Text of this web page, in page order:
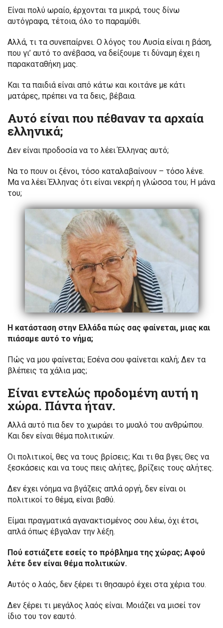
Είναι πολύ ωραίο, έρχονται τα μικρά, τους δίνω
αυτόγραφα, τέτοια, όλο το παραμύθι.
Αλλά, τι τα συνεπαίρνει. Ο λόγος του Λυσία είναι η βάση,
που γι’ αυτό το ανέβασα, να δείξουμε τι δύναμη έχει η
παρακαταθήκη μας.
Και τα παιδιά είναι από κάτω και κοιτάνε με κάτι
ματάρες, πρέπει να τα δεις, βέβαια.
Αυτό είναι που πέθαναν τα αρχαία
ελληνικά;
Δεν είναι προδοσία να το λέει Έλληνας αυτό;
Να το πουν οι ξένοι, τόσο καταλαβαίνουν – τόσο λένε.
Μα να λέει Έλληνας ότι είναι νεκρή η γλώσσα του; Η μάνα
του;
Η κατάσταση στην Ελλάδα πώς σας φαίνεται, μιας και
πιάσαμε αυτό το νήμα;
Πώς να μου φαίνεται; Εσένα σου φαίνεται καλή; Δεν τα
βλέπεις τα χάλια μας;
Είναι εντελώς προδομένη αυτή η
χώρα. Πάντα ήταν.
Αλλά αυτό πια δεν το χωράει το μυαλό του ανθρώπου.
Και δεν είναι θέμα πολιτικών.
Οι πολιτικοί, θες να τους βρίσεις; Και τι θα βγει; Θες να
ξεσκάσεις και να τους πεις αλήτες, βρίζεις τους αλήτες.
Δεν έχει νόημα να βγάζεις απλά οργή, δεν είναι οι
πολιτικοί το θέμα, είναι βαθύ.
Είμαι πραγματικά αγανακτισμένος σου λέω, όχι έτσι,
απλά όπως έβγαλαν την λέξη.
Πού εστιάζετε εσείς το πρόβλημα της χώρας; Αφού
λέτε δεν είναι θέμα πολιτικών.
Αυτός ο λαός, δεν ξέρει τι θησαυρό έχει στα χέρια του.
Δεν ξέρει τι μεγάλος λαός είναι. Μοιάζει να μισεί τον
ίδιο του τον εαυτό.